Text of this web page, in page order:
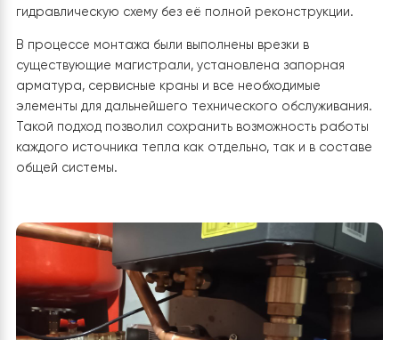
Из-за ограниченного пространства интеграция
теплового насоса потребовала детального
проектирования и нестандартных монтажных
Стратегическое размещение
гидромодуля
Внутренний блок (гидромодуль) теплового насоса
Raymerбыл установлен непосредственно возле
доступ к сенсорной панели управления для контроля
температуры, режимов работы и сервисных
Во-вторых, именно эта зона позволила существенно
сократить длину трубопроводов между наружным и
внутренним блоками, что положительно влияет на